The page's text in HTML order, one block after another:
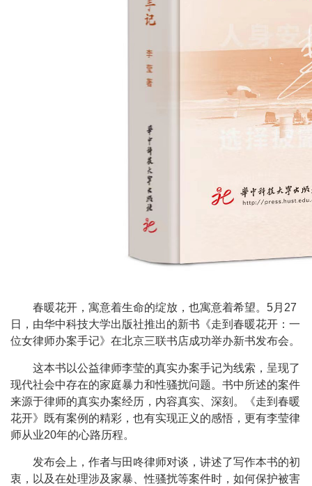
春暖花开，寓意着生命的绽放，也寓意着希望。5月27
日，由华中科技大学出版社推出的新书《走到春暖花开：一
位女律师办案手记》在北京三联书店成功举办新书发布会。
这本书以公益律师李莹的真实办案手记为线索，呈现了
现代社会中存在的家庭暴力和性骚扰问题。书中所述的案件
来源于律师的真实办案经历，内容真实、深刻。《走到春暖
花开》既有案例的精彩，也有实现正义的感悟，更有李莹律
师从业20年的心路历程。
发布会上，作者与田咚律师对谈，讲述了写作本书的初
衷，以及在处理涉及家暴、性骚扰等案件时，如何保护被害